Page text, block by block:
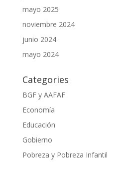
mayo 2025
noviembre 2024
junio 2024
mayo 2024
Categories
BGF y AAFAF
Economía
Educación
Gobierno
Pobreza y Pobreza Infantil